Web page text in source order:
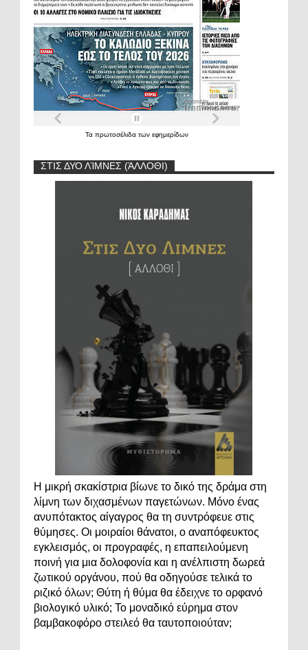
Τα πρωτοσέλιδα των εφημερίδων
ΣΤΙΣ ΔΥΟ ΛΊΜΝΕΣ (ΆΛΛΟΘΙ)
Η μικρή σκακίστρια βίωνε το δικό της δράμα στη
λίμνη των διχασμένων παγετώνων. Μόνο ένας
ανυπότακτος αίγαγρος θα τη συντρόφευε στις
θύμησες. Οι μοιραίοι θάνατοι, ο αναπόφευκτος
εγκλεισμός, οι προγραφές, η επαπειλούμενη
ποινή για μια δολοφονία και η ανέλπιστη δωρεά
ζωτικού οργάνου, πού θα οδηγούσε τελικά το
ριζικό όλων; Θύτη ή θύμα θα έδειχνε το ορφανό
βιολογικό υλικό; Το μοναδικό εύρημα στον
βαμβακοφόρο στειλεό θα ταυτοποιούταν;